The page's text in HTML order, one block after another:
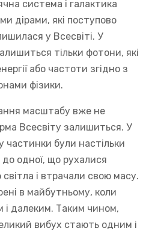
система і галактика
дірами, які поступово
у Всесвіті. У
тільки фотони, які
або частоти згідно з
фізики.
масштабу вже не
Всесвіту залишиться. У
частинки були настільки
до одної, що рухалися
і втрачали свою масу.
в майбутньому, коли
і далеким. Таким чином,
вибух стають одним і